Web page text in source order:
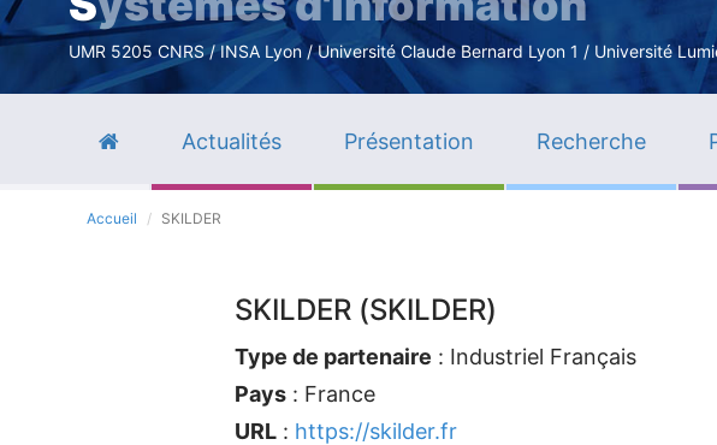
UMR 5205 CNRS / INSA Lyon / Université Claude Bernard Lyon 1 / Université
Actualités Présentation Recherche
Accueil SKILDER
SKILDER (SKILDER)
Type de partenaire : Industriel Français
Pays : France
URL : https://skilder.fr